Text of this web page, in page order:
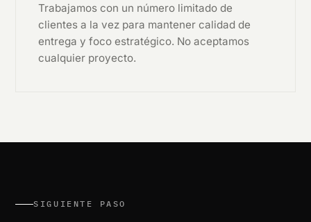
Trabajamos con un número limitado de
clientes a la vez para mantener calidad de
entrega y foco estratégico. No aceptamos
cualquier proyecto.
SIGUIENTE PASO